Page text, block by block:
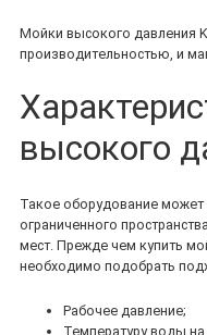
Мойки высокого давления
производительностью, и
высокого
Такое оборудование может
ограниченного
мест. Прежде чем купить
необходимо подобрать
Рабочее давление;
Температуру воды